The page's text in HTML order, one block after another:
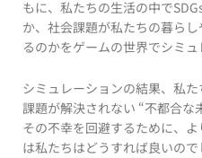
もに、私たちの生活の中で
か、社会課題が私たちの暮ら
るのかをゲームの世界でシミュ
シミュレーションの結果、私
課題が解決されない “不都合な
その不幸を回避するために、
は私たちはどうすれば良いので